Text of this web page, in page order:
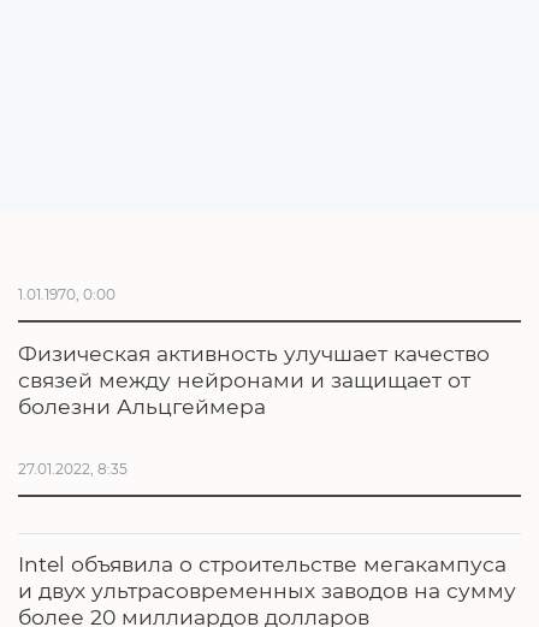
1.01.1970, 0:00
Физическая активность улучшает качество
связей между нейронами и защищает от
болезни Альцгеймера
27.01.2022, 8:35
Intel объявила о строительстве мегакампуса
и двух ультрасовременных заводов на сумму
более 20 миллиардов долларов